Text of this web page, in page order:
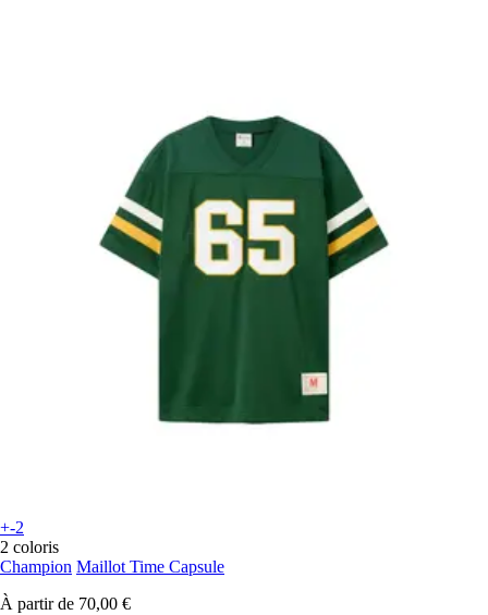
+-2
2 coloris
Champion Maillot Time Capsule
À partir de 70,00 €